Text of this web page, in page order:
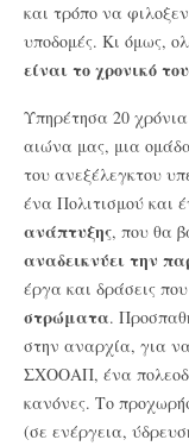
και τρόπο να
υποδομές. Κι όμως,
είναι το χρονικό
Υπηρέτησα 20
αιώνα μας, μια
του ανεξέλεγκτου
ένα Πολιτισμού και
ανάπτυξης, που θα
αναδεικνύει την
έργα και δράσεις
στρώματα.
στην αναρχία, για
ΣΧΟΟΑΠ, ένα
κανόνες. Το
(σε ενέργεια,